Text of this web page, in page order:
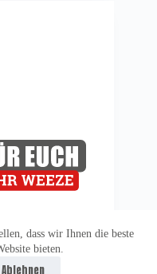
dass wir Ihnen die beste
bieten.
Ablehnen
Impressum